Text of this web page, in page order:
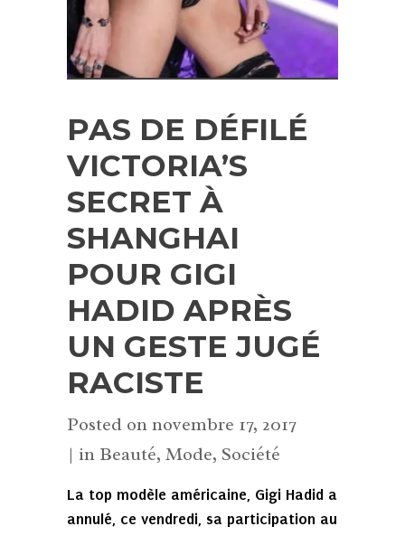
PAS DE DÉFILÉ
VICTORIA’S
SECRET À
SHANGHAI
POUR GIGI
HADID APRÈS
UN GESTE JUGÉ
RACISTE
Posted on novembre 17, 2017
in Beauté, Mode, Société
La top modèle américaine, Gigi Hadid a
annulé, ce vendredi, sa participation au